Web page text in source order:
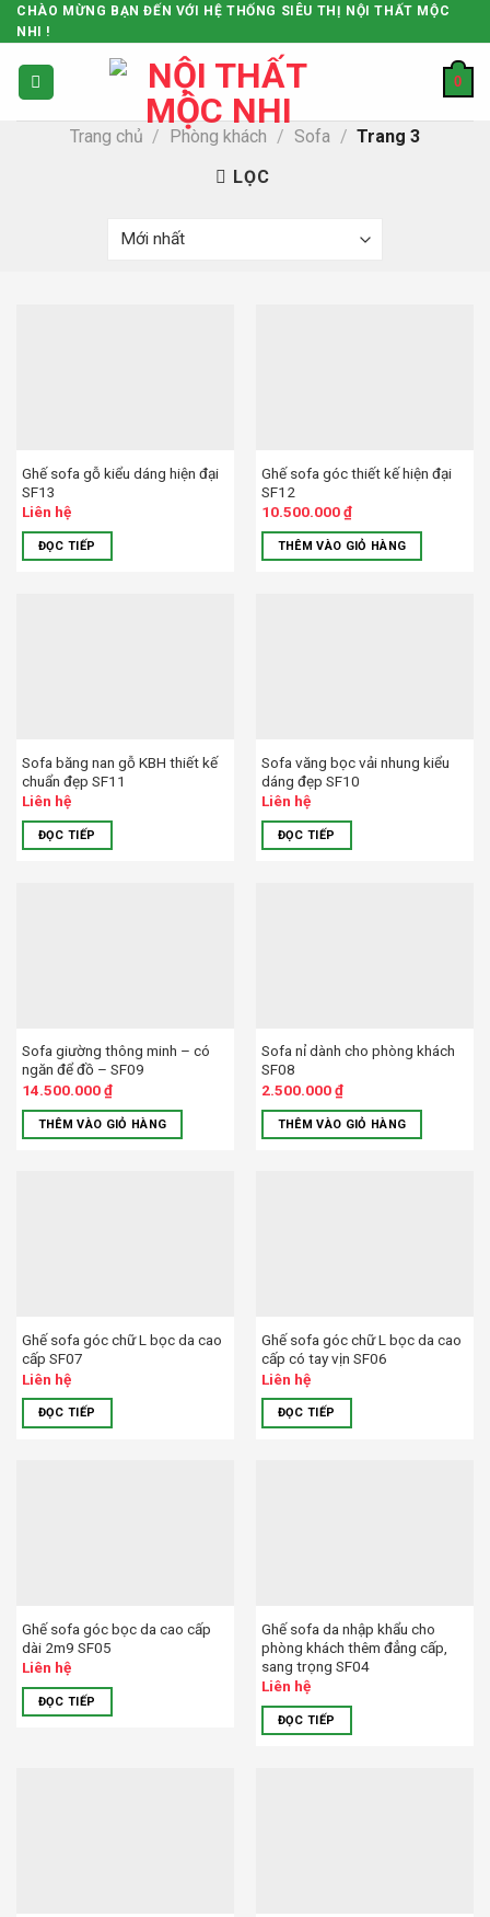
Skip
to
content
CHÀO MỪNG BẠN ĐẾN VỚI HỆ THỐNG SIÊU THỊ NỘI THẤT MỘC
NHI !
0
Trang chủ / Phòng khách / Sofa / Trang 3
LỌC
Ghế sofa gỗ kiểu dáng hiện đại
SF13
Liên hệ
ĐỌC TIẾP
Ghế sofa góc thiết kế hiện đại
SF12
10.500.000₫
THÊM VÀO GIỎ HÀNG
Sofa băng nan gỗ KBH thiết kế
chuẩn đẹp SF11
Liên hệ
ĐỌC TIẾP
Sofa văng bọc vải nhung kiểu
dáng đẹp SF10
Liên hệ
ĐỌC TIẾP
Sofa giường thông minh – có
ngăn để đồ – SF09
14.500.000₫
THÊM VÀO GIỎ HÀNG
Sofa nỉ dành cho phòng khách
SF08
2.500.000₫
THÊM VÀO GIỎ HÀNG
Ghế sofa góc chữ L bọc da cao
cấp SF07
Liên hệ
ĐỌC TIẾP
Ghế sofa góc chữ L bọc da cao
cấp có tay vịn SF06
Liên hệ
ĐỌC TIẾP
Ghế sofa góc bọc da cao cấp
dài 2m9 SF05
Liên hệ
ĐỌC TIẾP
Ghế sofa da nhập khẩu cho
phòng khách thêm đẳng cấp,
sang trọng SF04
Liên hệ
ĐỌC TIẾP